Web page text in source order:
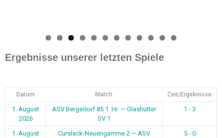
0 1 2
Ergebnisse unserer letzten Spiele
Datum Match Zeit/Ergebnisse
1. August
2026
ASV Bergedorf 85 1. Hr. — Glashütter
SV 1
1 - 3
1. August
Curslack-Neuengamme 2 — ASV
5 - 0